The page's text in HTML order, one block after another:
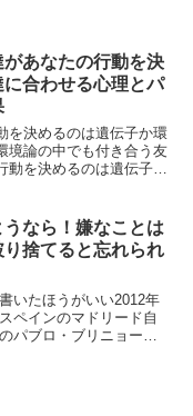
あなたの行動を決
合わせる心理とパ
を決めるのは遺伝子か環
境論の中でも付き合う友
動を決めるのは遺伝子と
なら！嫌なことは
捨てると忘れられ
いたほうがいい2012年
ペインのマドリード自
パブロ・ブリニョー